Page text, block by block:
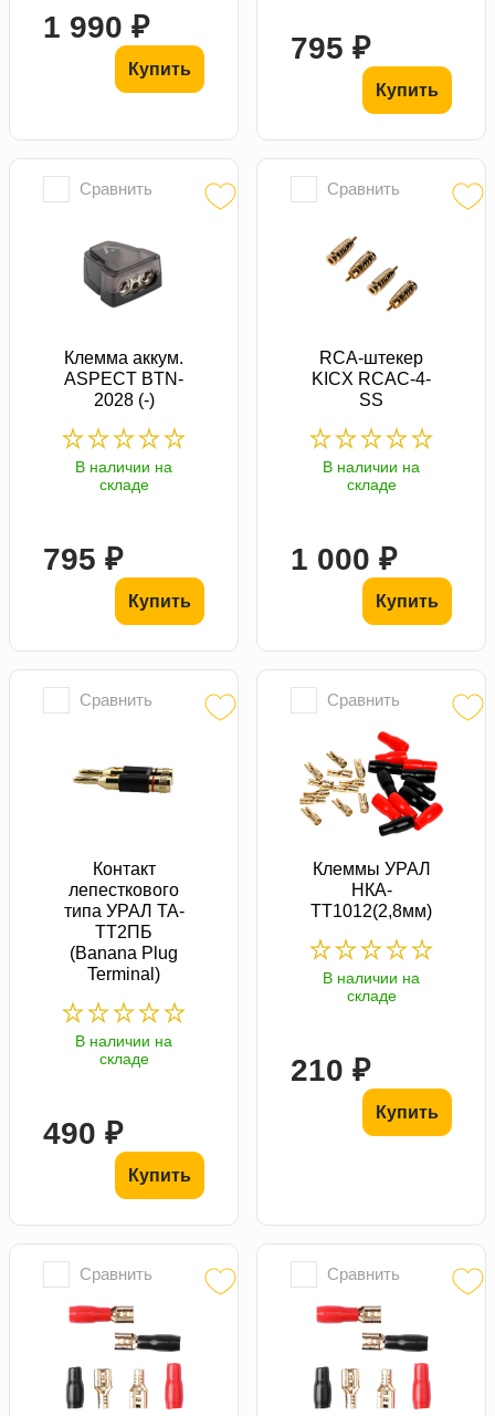
1 990 ₽
Купить
795 ₽
Купить
Сравнить
Клемма аккум.
ASPECT BTN-
2028 (-)
В наличии на
складе
795 ₽
Купить
Сравнить
RCA-штекер
KICX RCAC-4-
SS
В наличии на
складе
1 000 ₽
Купить
Сравнить
Контакт
лепесткового
типа УРАЛ TA-
TT2ПБ
(Banana Plug
Terminal)
В наличии на
складе
490 ₽
Купить
Сравнить
Клеммы УРАЛ
НКА-
ТТ1012(2,8мм)
В наличии на
складе
210 ₽
Купить
Сравнить Сравнить